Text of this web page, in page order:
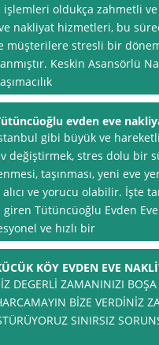
oldukça zahmetli ve
nakliyat hizmetleri, bu
müşterilere stresli bir
Keskin Asansörlü
evden eve
gibi büyük ve
değiştirmek, stres dolu bir
taşınması, yeni eve
ve yorucu olabilir. İşte
Tütüncüoğlu Evden
ve hızlı bir
KÖY EVDEN EVE
DEGERLİ ZAMANINIZI BOŞA
BİZE VERDİNİZ
SINIRSIZ